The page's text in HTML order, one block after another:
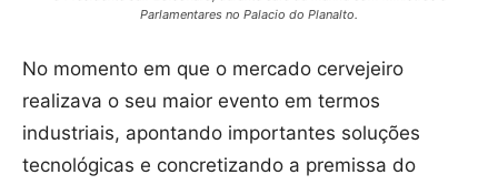
Parlamentares no Palacio do Planalto.
No momento em que o mercado cervejeiro
realizava o seu maior evento em termos
industriais, apontando importantes soluções
tecnológicas e concretizando a premissa do